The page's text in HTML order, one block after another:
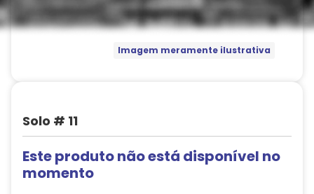
Imagem meramente ilustrativa
Solo # 11
Este produto não está disponível no
momento